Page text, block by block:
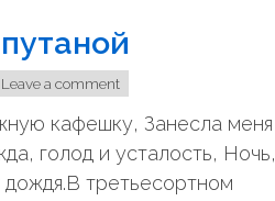
т
"
е
м
в
е
з
л
Leave a comment
кафешку, Занесла меня
голод и усталость, Ночь,
дождя.В третьесортном